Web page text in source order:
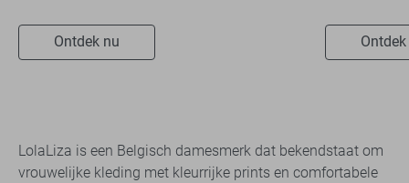
Ontdek nu
LolaLiza is een Belgisch damesmerk dat bekendstaat om
vrouwelijke kleding met kleurrijke prints en comfortabele